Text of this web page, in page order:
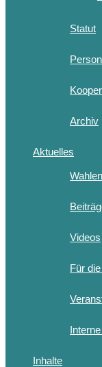
Statut
Archiv
Aktuelles
Wahlen
Videos
Für
Inhalte